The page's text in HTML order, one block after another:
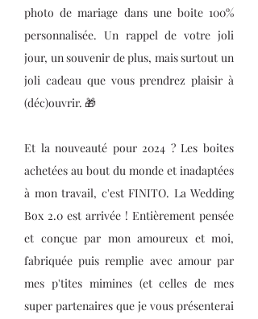
photo de mariage dans une boite 100%
personnalisée. Un rappel de votre joli
jour, un souvenir de plus, mais surtout un
joli cadeau que vous prendrez plaisir à
(déc)ouvrir. 🎁
Et la nouveauté pour 2024 ? Les boites
achetées au bout du monde et inadaptées
à mon travail, c'est FINITO. La Wedding
Box 2.0 est arrivée ! Entièrement pensée
et conçue par mon amoureux et moi,
fabriquée puis remplie avec amour par
mes p'tites mimines (et celles de mes
super partenaires que je vous présenterai